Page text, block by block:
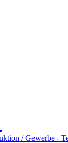
/ Gewerbe -